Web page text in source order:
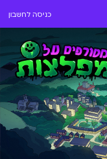
כניסה לחשבון